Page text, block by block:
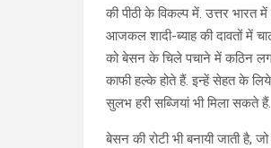
की पीठी के विकल्प में. उत्तर भारत
आजकल शादी-ब्याह की दावतों में
को बेसन के चिले पचाने में कठिन
काफी हल्के होते हैं. इन्हें सेहत के
सुलभ हरी सब्जियां भी मिला सकते हैं.
बेसन की रोटी भी बनायी जाती